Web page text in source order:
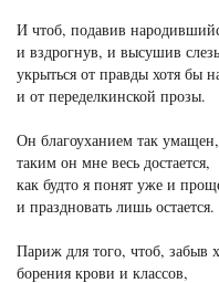
И чтоб, подавив
и вздрогнув, и высушив
укрыться от правды хотя бы
и от переделкинской прозы.
Он благоуханием так умащен,
таким он мне весь достается,
как будто я понят уже и
и праздновать лишь остается.
Париж для того, чтоб, забыв
борения крови и классов,